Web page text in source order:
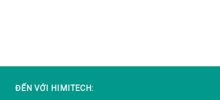
ĐẾN VỚI HIMITECH: